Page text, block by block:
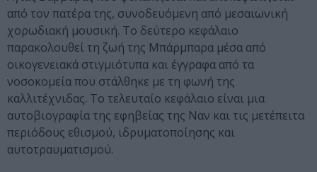
από τον πατέρα της, συνοδευόμενη από μεσαιωνική
χορωδιακή μουσική. Το δεύτερο κεφάλαιο
παρακολουθεί τη ζωή της Μπάρμπαρα μέσα από
οικογενειακά στιγμιότυπα και έγγραφα από τα
νοσοκομεία που στάλθηκε με τη φωνή της
καλλιτέχνιδας. Το τελευταίο κεφάλαιο είναι μια
αυτοβιογραφία της εφηβείας της Ναν και τις μετέπειτα
περιόδους εθισμού, ιδρυματοποίησης και
αυτοτραυματισμού.